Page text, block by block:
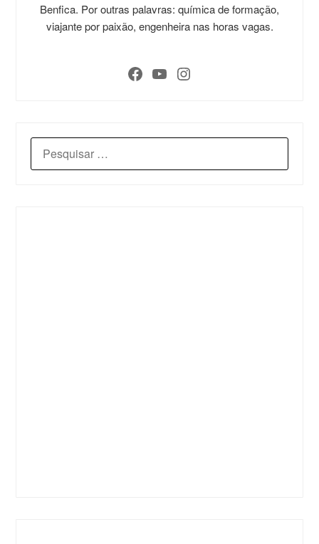
Benfica. Por outras palavras: química de formação,
viajante por paixão, engenheira nas horas vagas.